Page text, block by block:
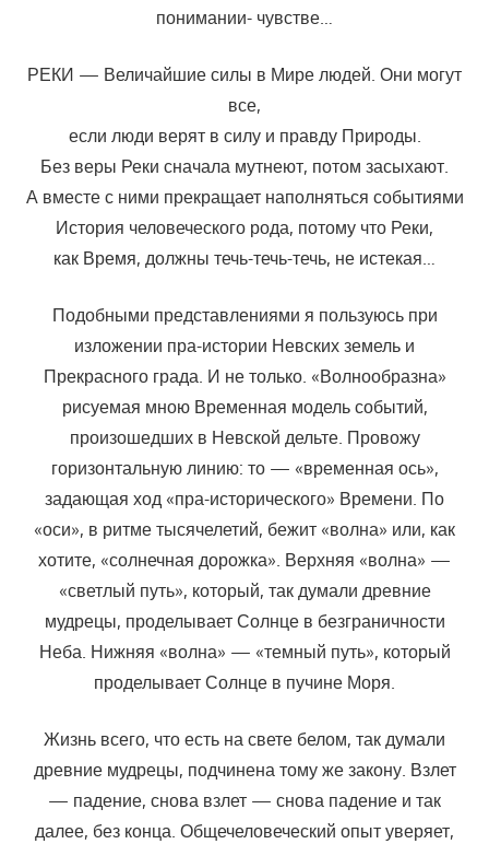
понимании- чувстве…
РЕКИ — Величайшие силы в Мире людей. Они могут
все,
если люди верят в силу и правду Природы.
Без веры Реки сначала мутнеют, потом засыхают.
А вместе с ними прекращает наполняться событиями
История человеческого рода, потому что Реки,
как Время, должны течь-течь-течь, не истекая…
Подобными представлениями я пользуюсь при
изложении пра-истории Невских земель и
Прекрасного града. И не только. «Волнообразна»
рисуемая мною Временная модель событий,
произошедших в Невской дельте. Провожу
горизонтальную линию: то — «временная ось»,
задающая ход «пра-исторического» Времени. По
«оси», в ритме тысячелетий, бежит «волна» или, как
хотите, «солнечная дорожка». Верхняя «волна» —
«светлый путь», который, так думали древние
мудрецы, проделывает Солнце в безграничности
Неба. Нижняя «волна» — «темный путь», который
проделывает Солнце в пучине Моря.
Жизнь всего, что есть на свете белом, так думали
древние мудрецы, подчинена тому же закону. Взлет
— падение, снова взлет — снова падение и так
далее, без конца. Общечеловеческий опыт уверяет,